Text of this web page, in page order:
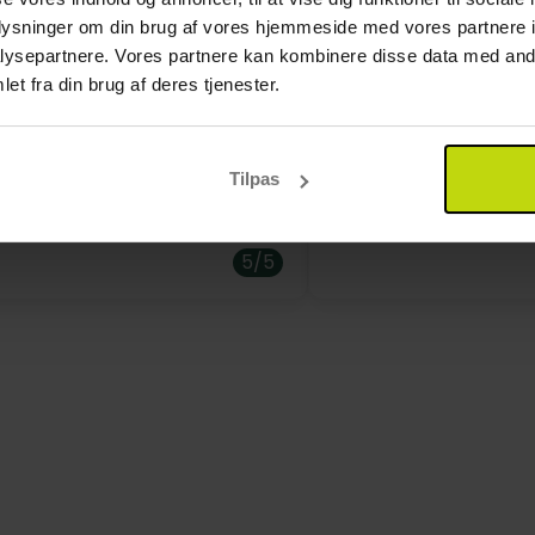
om din brug af vores hjemmeside med vores partnere
Vores partnere kan kombinere disse data med
fra din brug af deres tjenester.
Tilpas
over familieværelser, så det er oplagt at have børnene
finde et indendørs legeområde. Der er også en
personale, mad og
bad og sauna dejlig.
5/5